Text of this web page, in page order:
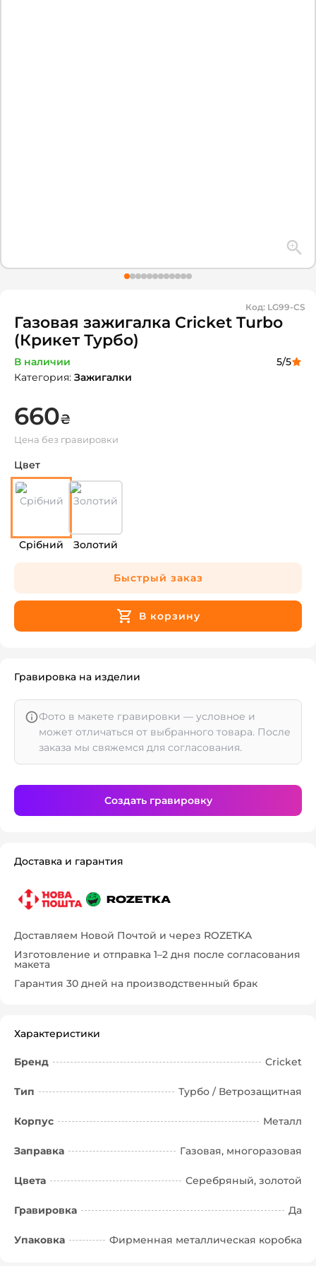
Газовая зажигалка Cricket Turbo
(Крикет Турбо)
Код: LG99-CS
В наличии
Категория: Зажигалки
5/5
660₴
Цена без гравировки
Цвет
Срібний Золотий
Быстрый заказ
В корзину
Гравировка на изделии
Фото в макете гравировки — условное и
может отличаться от выбранного товара. После
заказа мы свяжемся для согласования.
Создать гравировку
Доставка и гарантия
Доставляем Новой Почтой и через ROZETKA
Изготовление и отправка 1–2 дня после согласования
макета
Гарантия 30 дней на производственный брак
Характеристики
Бренд Cricket
Тип Турбо / Ветрозащитная
Корпус Металл
Заправка Газовая, многоразовая
Цвета Серебряный, золотой
Гравировка Да
Упаковка Фирменная металлическая коробка